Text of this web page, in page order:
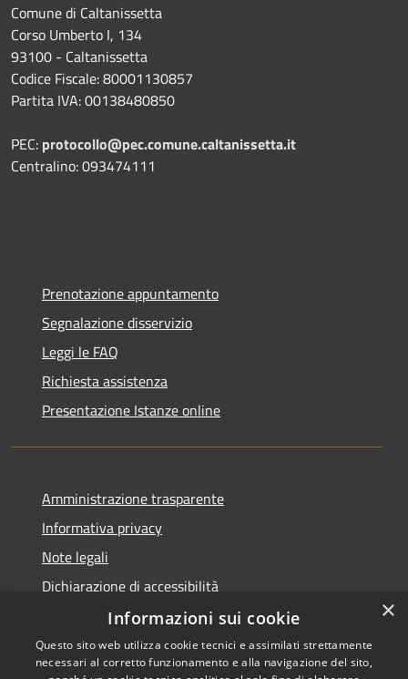
Comune di Caltanissetta
Corso Umberto I, 134
93100 - Caltanissetta
Codice Fiscale: 80001130857
Partita IVA: 00138480850
PEC: protocollo@pec.comune.caltanissetta.it
Centralino: 093474111
Prenotazione appuntamento
Segnalazione disservizio
Leggi le FAQ
Richiesta assistenza
Presentazione Istanze online
Amministrazione trasparente
Informativa privacy
Note legali
Dichiarazione di accessibilità
×
Informazioni sui cookie
Questo sito web utilizza cookie tecnici e assimilati strettamente
necessari al corretto funzionamento e alla navigazione del sito,